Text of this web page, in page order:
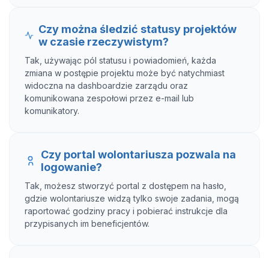
Czy można śledzić statusy projektów
w czasie rzeczywistym?
Tak, używając pól statusu i powiadomień, każda
zmiana w postępie projektu może być natychmiast
widoczna na dashboardzie zarządu oraz
komunikowana zespołowi przez e-mail lub
komunikatory.
Czy portal wolontariusza pozwala na
logowanie?
Tak, możesz stworzyć portal z dostępem na hasło,
gdzie wolontariusze widzą tylko swoje zadania, mogą
raportować godziny pracy i pobierać instrukcje dla
przypisanych im beneficjentów.